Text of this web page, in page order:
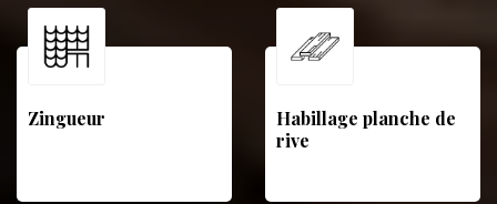
Zingueur
Habillage planche de
rive